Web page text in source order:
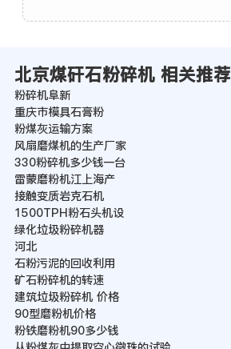
北京煤矸石粉碎机 相关推荐
粉碎机阜新
重庆市模具石膏粉
粉煤灰运输方案
风扇磨煤机的生产厂家
330粉碎机多少钱一台
雷蒙磨粉机江上海产
接触变质岩克石机
1500TPH粉石头机设
绿化垃圾粉碎机器
河北
石粉污泥的回收利用
矿石粉碎机的转速
建筑垃圾粉碎机 价格
90型磨粉机价格
粉铁磨粉机90多少钱